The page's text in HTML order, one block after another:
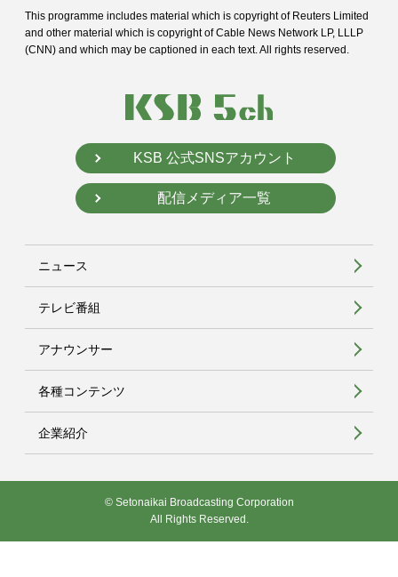
This programme includes material which is copyright of Reuters Limited
and other material which is copyright of Cable News Network LP, LLLP
(CNN) and which may be captioned in each text. All rights reserved.
KSB 公式SNSアカウント
配信メディア一覧
ニュース
テレビ番組
アナウンサー
各種コンテンツ
企業紹介
© Setonaikai Broadcasting Corporation
All Rights Reserved.